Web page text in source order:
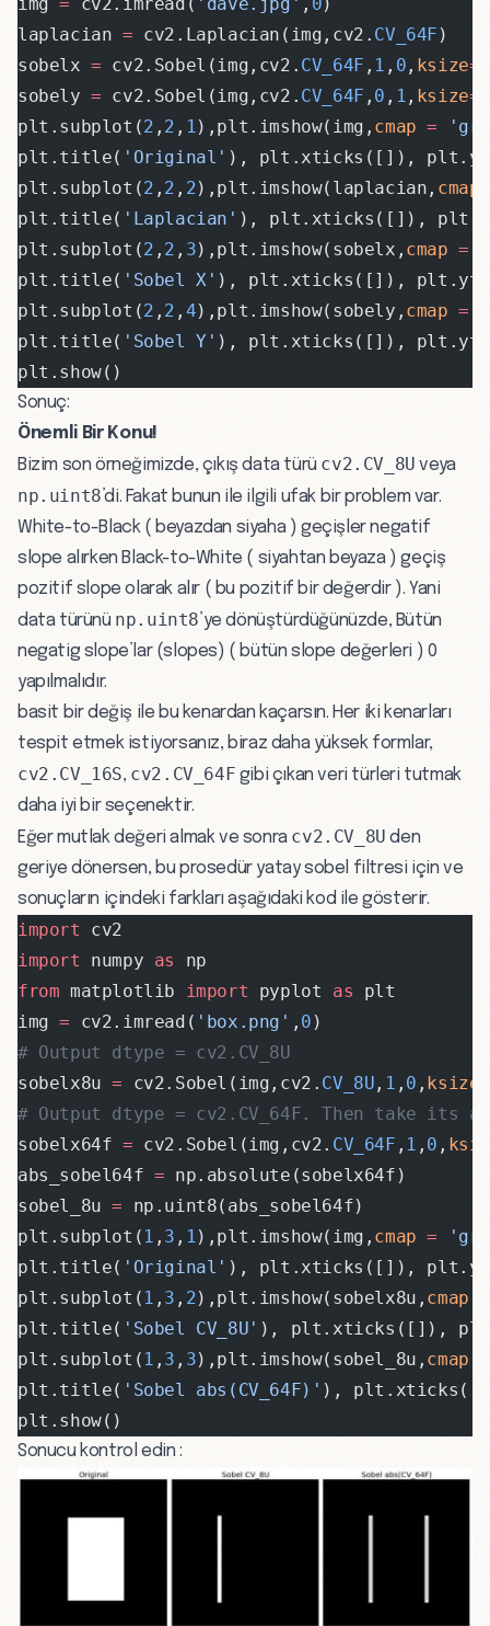
laplacian = cv2.Laplacian(img,cv2. CV_64F )
sobelx = cv2.Sobel(img,cv2. CV_64F , 1 , 0 , ksize=
sobely = cv2.Sobel(img,cv2. CV_64F , 0 , 1 , ksize=
plt.subplot(2 , 2 , 1),plt.imshow(img, cmap =
plt.title( 'Original' ), plt.xticks([]),
plt.subplot(2 , 2 , 2),plt.imshow(laplacian, cmap
plt.title( 'Laplacian' ), plt.xticks([]),
plt.subplot(2 , 2 , 3),plt.imshow(sobelx, cmap =
plt.title( 'Sobel X' ), plt.xticks([]),
plt.subplot(2 , 2 , 4),plt.imshow(sobely, cmap =
plt.title( 'Sobel Y' ), plt.xticks([]),
plt.show()
Sonuç:
Önemli Bir Konu!
Bizim son örneğimizde, çıkış data türü cv2.CV_8U veya
np.uint8’di. Fakat bunun ile ilgili ufak bir problem var.
White-to-Black ( beyazdan siyaha ) geçişler negatif
slope alırken Black-to-White ( siyahtan beyaza ) geçiş
pozitif slope olarak alır ( bu pozitif bir değerdir ). Yani
data türünü np.uint8’ye dönüştürdüğünüzde, Bütün
negatig slope’lar (slopes) ( bütün slope değerleri ) 0
yapılmalıdır.
basit bir değiş ile bu kenardan kaçarsın. Her iki kenarları
tespit etmek istiyorsanız, biraz daha yüksek formlar,
cv2.CV_16S, cv2.CV_64F gibi çıkan veri türleri tutmak
daha iyi bir seçenektir.
Eğer mutlak değeri almak ve sonra cv2.CV_8U den
geriye dönersen, bu prosedür yatay sobel filtresi için ve
sonuçların içindeki farkları aşağıdaki kod ile gösterir.
import cv2
import numpy as
np
from matplotlib import pyplot as plt
img = cv2.imread( 'box.png' , 0 )
# Output dtype = cv2.CV_8U
sobelx8u = cv2.Sobel(img,cv2. CV_8U , 1 , 0 , ksize
# Output dtype = cv2.CV_64F. Then take its
sobelx64f = cv2.Sobel(img,cv2. CV_64F , 1 , 0 ,
abs_sobel64f = np.absolute(sobelx64f)
sobel_8u = np.uint8(abs_sobel64f)
plt.subplot( 1 , 3 , 1),plt.imshow(img, cmap =
plt.title( 'Original' ), plt.xticks([]),
plt.subplot( 1 , 3 , 2),plt.imshow(sobelx8u, cmap
plt.title( 'Sobel CV_8U' ), plt.xticks([]),
plt.subplot( 1 , 3 , 3),plt.imshow(sobel_8u, cmap
plt.title( 'Sobel abs(CV_64F)' ),
plt.show()
Sonucu kontrol edin :